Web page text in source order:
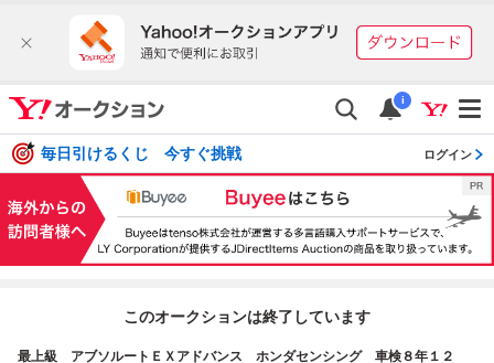
i
毎日引けるくじ 今すぐ挑戦 ログイン
このオークションは終了しています
最上級 アブソルートＥＸアドバンス ホンダセンシング 車検８年１２